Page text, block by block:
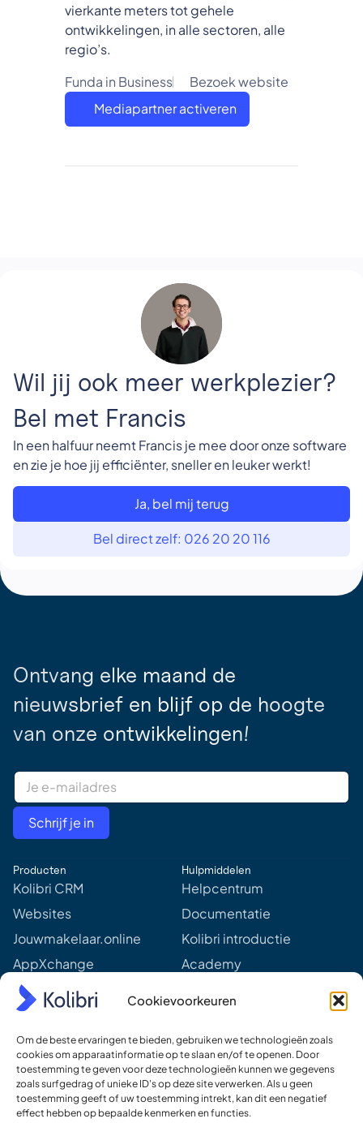
Cookievoorkeuren
Om de beste ervaringen te bieden, gebruiken we technologieën zoals
cookies om apparaatinformatie op te slaan en/of te openen. Door
toestemming te geven voor deze technologieën kunnen we gegevens
zoals surfgedrag of unieke ID's op deze site verwerken. Als u geen
toestemming geeft of uw toestemming intrekt, kan dit een negatief
effect hebben op bepaalde kenmerken en functies.
vierkante meters tot gehele
ontwikkelingen, in alle sectoren, alle
regio’s.
Funda in Business
Bezoek website
Mediapartner activeren
Wil jij ook meer werkplezier?
Bel met Francis
In een halfuur neemt Francis je mee door onze software
en zie je hoe jij efficiënter, sneller en leuker werkt!
Ja, bel mij terug
Bel direct zelf: 026 20 20 116
Ontvang elke maand de
nieuwsbrief en blijf op de hoogte
van onze ontwikkelingen!
E
a
l
d
r
s
*
Schrijf je in
Producten
Kolibri CRM
Websites
Jouwmakelaar.online
AppXchange
Mediapartners
Prijzen
Hulpmiddelen
Helpcentrum
Documentatie
Kolibri introductie
Academy
Aankomende webinars &
events
Meer van Kolibri
Kolibri voor developers
Ons DNA
Ons team